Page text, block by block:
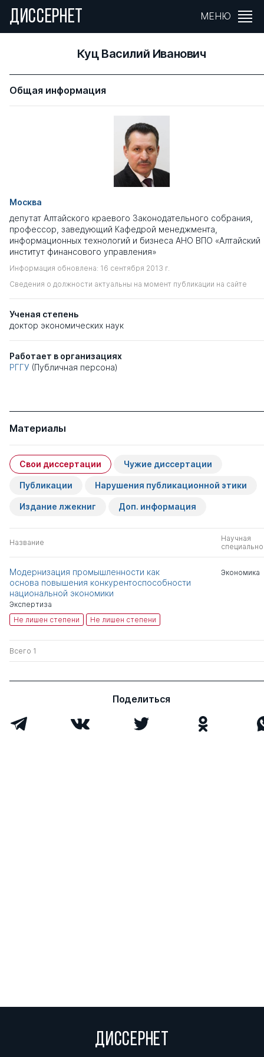
ДИССЕРНЕТ МЕНЮ
Куц Василий Иванович
Общая информация
Москва
депутат Алтайского краевого Законодательного собрания,
профессор, заведующий Кафедрой менеджмента,
информационных технологий и бизнеса АНО ВПО «Алтайский
институт финансового управления»
Информация обновлена: 16 сентября 2013 г.
Сведения о должности актуальны на момент публикации на сайте
Ученая степень
доктор экономических наук
Работает в организациях
РГГУ (Публичная персона)
Материалы
Свои диссертации Чужие диссертации
Публикации Нарушения публикационной этики
Издание лжекниг Доп. информация
Название
Научная
Модернизация промышленности как
основа повышения конкурентоспособности
национальной экономики
Экспертиза
Не лишен степени
Не лишен степени
Экономика
Всего 1
Поделиться
ДИССЕРНЕТ